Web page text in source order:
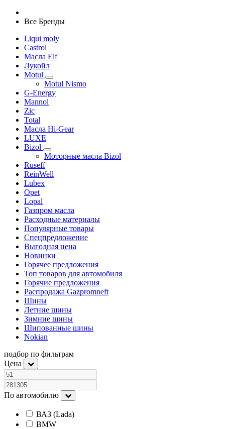
Все Бренды
Liqui moly
Castrol
Масла Elf
Лукойл
Motul
Motul Nismo
G-Energy
Mannol
Zic
Total
Масла Hi-Gear
LUXE
Bizol
Моторные масла Bizol
Ruseff
ReinWell
Lubex
Opet
Lopal
Газпром масла
Расходные материалы
Популярные товары
Спецпредложение
Выгодная цена
Новинки
Горячее предложения
Топ товаров для автомобиля
Горячие предложения
Распродажа Gazpromneft
Шины
Летние шины
Зимние шины
Шипованные шины
Nokian
подбор по фильтрам
Цена
По автомобилю
ВАЗ (Lada)
BMW